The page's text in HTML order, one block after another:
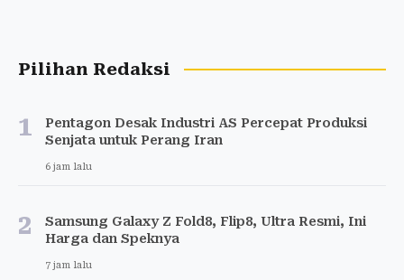
Pilihan Redaksi
1
Pentagon Desak Industri AS Percepat Produksi
Senjata untuk Perang Iran
6 jam lalu
2
Samsung Galaxy Z Fold8, Flip8, Ultra Resmi, Ini
Harga dan Speknya
7 jam lalu